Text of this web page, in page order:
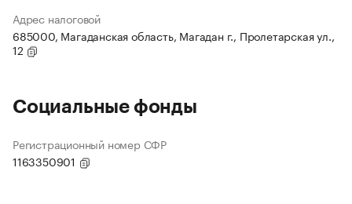
Адрес налоговой
685000, Магаданская область, Магадан г., Пролетарская ул.,
12
Социальные фонды
Регистрационный номер СФР
1163350901